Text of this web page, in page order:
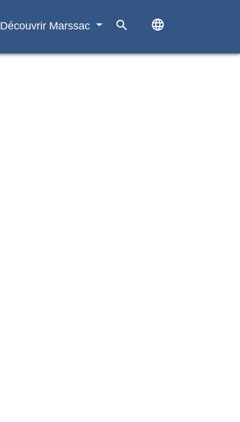
Découvrir Marssac search language